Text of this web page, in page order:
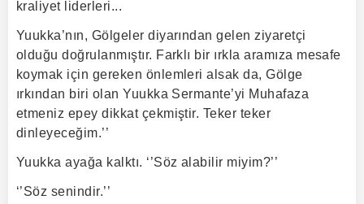
kraliyet liderleri...
Yuukka’nın, Gölgeler diyarından gelen ziyaretçi
olduğu doğrulanmıştır. Farklı bir ırkla aramıza mesafe
koymak için gereken önlemleri alsak da, Gölge
ırkından biri olan Yuukka Sermante’yi Muhafaza
etmeniz epey dikkat çekmiştir. Teker teker
dinleyeceğim.’’
Yuukka ayağa kalktı. ‘’Söz alabilir miyim?’’
‘’Söz senindir.’’